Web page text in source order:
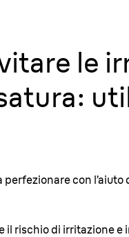
le
con
rischio di irritazione e